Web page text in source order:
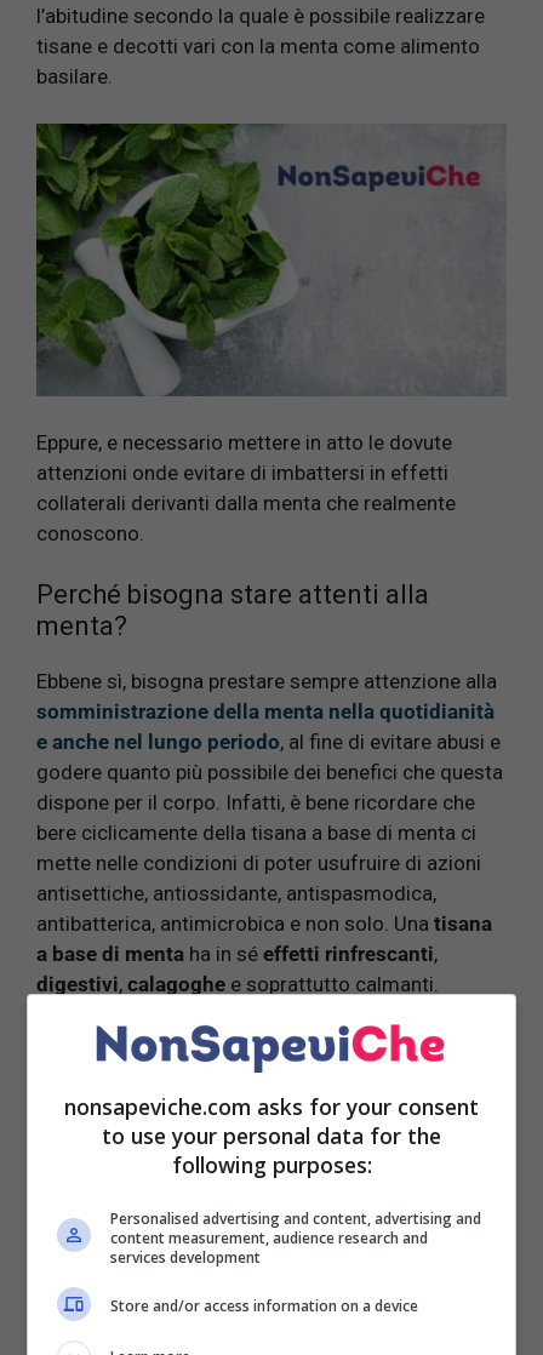
l’abitudine secondo la quale è possibile realizzare
tisane e decotti vari con la menta come alimento
basilare.
Eppure, e necessario mettere in atto le dovute
attenzioni onde evitare di imbattersi in effetti
collaterali derivanti dalla menta che realmente
conoscono.
Perché bisogna stare attenti alla
menta?
Ebbene sì, bisogna prestare sempre attenzione alla
somministrazione della menta nella quotidianità
e anche nel lungo periodo, al fine di evitare abusi e
godere quanto più possibile dei benefici che questa
dispone per il corpo. Infatti, è bene ricordare che
bere ciclicamente della tisana a base di menta ci
mette nelle condizioni di poter usufruire di azioni
antisettiche, antiossidante, antispasmodica,
antibatterica, antimicrobica e non solo. Una tisana
a base di menta ha in sé effetti rinfrescanti,
digestivi, calagoghe e soprattutto calmanti.
nonsapeviche.com asks for your consent
to use your personal data for the
following purposes:
Personalised advertising and content, advertising and
content measurement, audience research and
services development
Store and/or access information on a device